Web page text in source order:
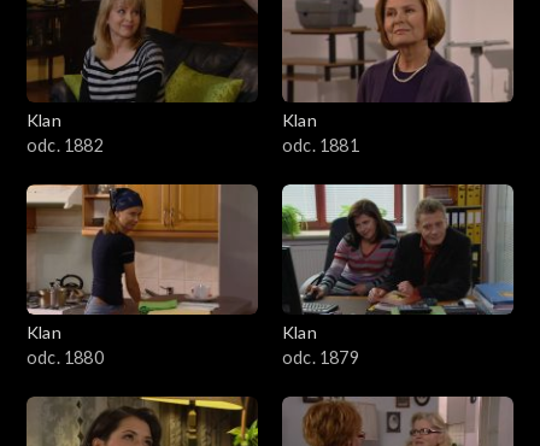
1401–1500
1301–1400
1201–1300
1101–1200
1001–1100
901–1000
801–900
Klan
odc. 1882
Klan
odc. 1881
Klan
odc. 1880
Klan
odc. 1879